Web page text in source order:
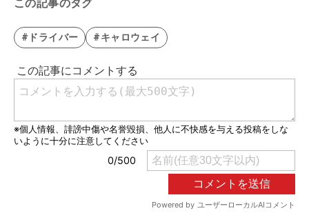
この記事のタグ
#ドライバー #キャロウェイ